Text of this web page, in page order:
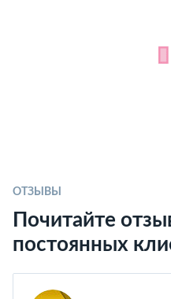
ОТЗЫВЫ
Почитайте
постоянных